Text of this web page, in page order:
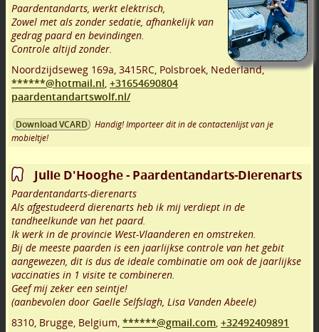
Paardentandarts, werkt elektrisch,
Zowel met als zonder sedatie, afhankelijk van
gedrag paard en bevindingen.
Controle altijd zonder.
Noordzijdseweg 169a 3415RC Polsbroek Nederland,
******@hotmail.nl +31654690804
paardentandartswolf.nl/
Download VCARD
Handig! Importeer dit in de contactenlijst van je
mobieltje!
Julie D'Hooghe - Paardentandarts-Dierenarts
Paardentandarts-dierenarts
Als afgestudeerd dierenarts heb ik mij verdiept in de
tandheelkunde van het paard.
Ik werk in de provincie West-Vlaanderen en omstreken.
Bij de meeste paarden is een jaarlijkse controle van het gebit
aangewezen, dit is dus de ideale combinatie om ook de jaarlijkse
vaccinaties in 1 visite te combineren.
Geef mij zeker een seintje!
(aanbevolen door Gaelle Selfslagh, Lisa Vanden Abeele)
8310 Brugge Belgium, ******@gmail.com +32492409891